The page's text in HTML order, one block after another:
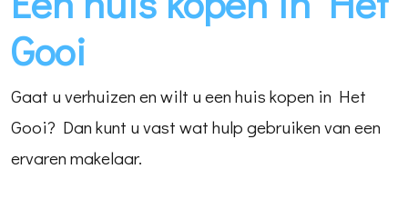
Gooi
Gaat u verhuizen en wilt u een huis kopen in Het
Gooi? Dan kunt u vast wat hulp gebruiken van een
ervaren makelaar.